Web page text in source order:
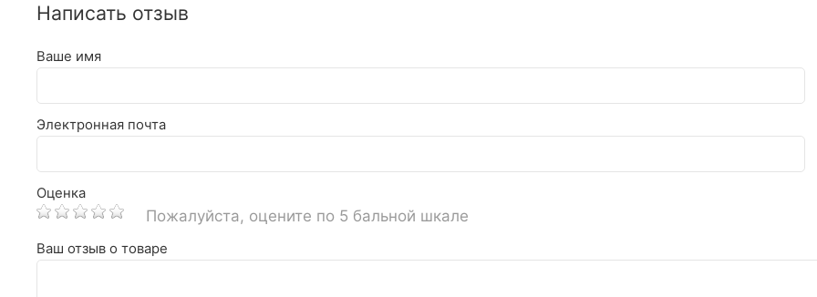
Написать отзыв
Ваше имя
Электронная почта
Оценка
Пожалуйста, оцените по 5 бальной шкале
Ваш отзыв о товаре